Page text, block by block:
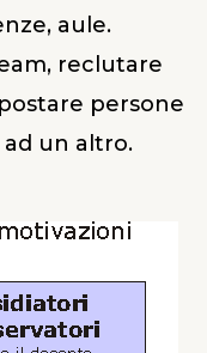
aule.
reclutare
persone
un altro.